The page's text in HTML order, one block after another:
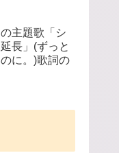
の主題歌「シ
長」(ずっと
に。)歌詞の